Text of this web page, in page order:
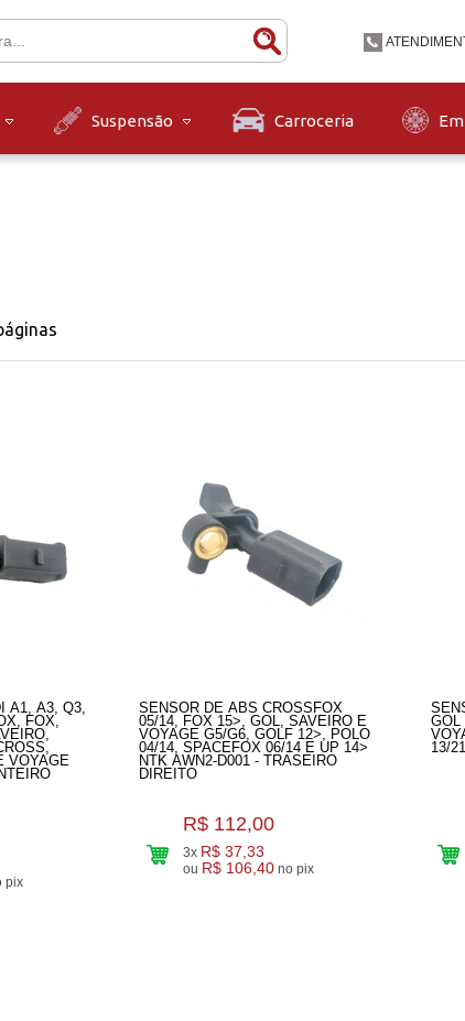
Suspensão Carroceria
A1, A3, Q3,
FOX,
VOYAGE
no pix
SENSOR DE ABS CROSSFOX
05/14, FOX 15>, GOL, SAVEIRO E
VOYAGE G5/G6, GOLF 12>, POLO
04/14, SPACEFOX 06/14 E UP 14>
NTK AWN2-D001 - TRASEIRO
DIREITO
R$ 112,00
3x R$ 37,33
ou R$ 106,40 no pix
GOL
13/